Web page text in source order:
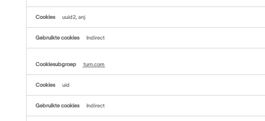
uuid2, anj
Indirect
turn.com
uid
Indirect